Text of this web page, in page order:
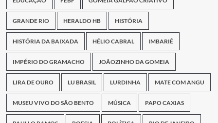
GRANDE RIO HERALDO HB HISTÓRIA
HISTÓRIA DA BAIXADA HÉLIO CABRAL IMBARIÊ
IMPÉRIO DO GRAMACHO JOÃOZINHO DA GOMEIA
LIRA DE OURO LU BRASIL LURDINHA MATE COM ANGU
MUSEU VIVO DO SÃO BENTO MÚSICA PAPO CAXIAS